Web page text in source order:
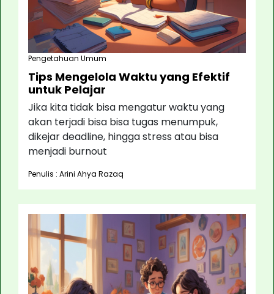
Pengetahuan Umum
Tips Mengelola Waktu yang Efektif
untuk Pelajar
Jika kita tidak bisa mengatur waktu yang
akan terjadi bisa bisa tugas menumpuk,
dikejar deadline, hingga stress atau bisa
menjadi burnout
Penulis : Arini Ahya Razaq